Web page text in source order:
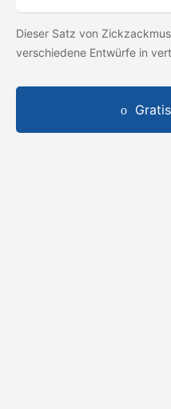
Dieser Satz von
verschiedene Entwürfe in